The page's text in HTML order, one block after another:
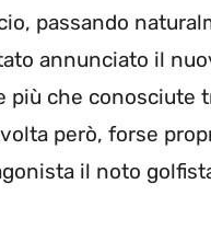
passando
annunciato il
più che conosciute
però, forse
il noto